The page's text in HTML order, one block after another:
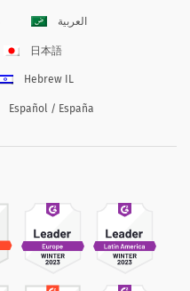
العربية
日本語
Hebrew IL
Español / España